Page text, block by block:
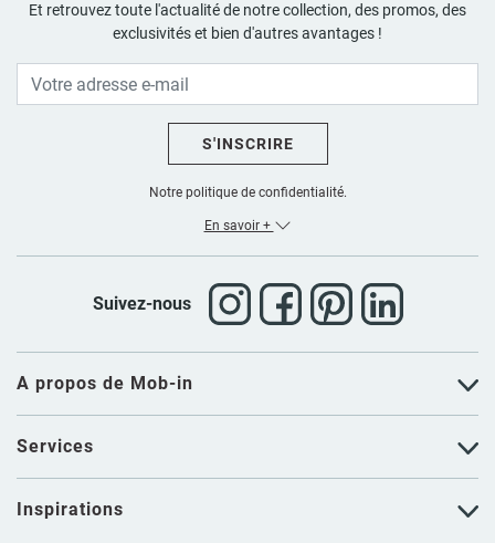
A propos de Mob-in
Services
Inspirations
Et retrouvez toute l'actualité de notre collection, des promos, des
exclusivités et bien d'autres avantages !
S'INSCRIRE
Notre politique de confidentialité.
En savoir +
Suivez-nous